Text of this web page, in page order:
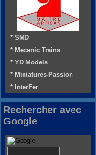
* SMD
* Mecanic Trains
* YD Models
* Miniatures-Passion
* InterFer
Rechercher avec
Google